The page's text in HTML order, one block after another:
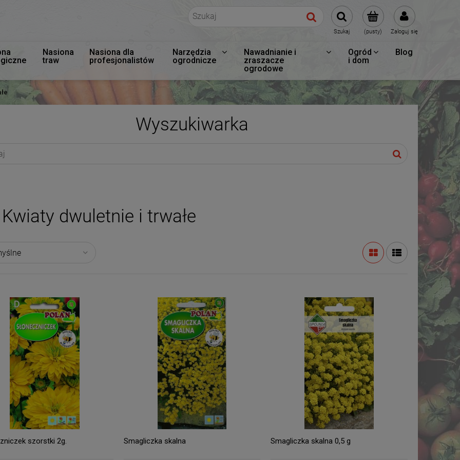
(pusty) Zaloguj się
Szukaj
Nasiona
traw
Nasiona dla
profesjonalistów
Narzędzia
ogrodnicze
Nawadnianie i
zraszacze
ogrodowe
Ogród
i dom
Blog
Wyszukiwarka
Kwiaty dwuletnie i trwałe
szorstki 2g. Smagliczka skalna Smagliczka skalna 0,5 g